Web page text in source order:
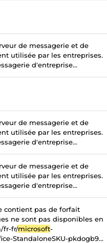
de messagerie et de
utilisée par les entreprises.
d'entreprise...
de messagerie et de
utilisée par les entreprises.
d'entreprise...
de messagerie et de
utilisée par les entreprises.
d'entreprise...
contient pas de forfait
ne sont pas disponibles en
fr-fr/microsoft-
StandaloneSKU-pkdogb9...